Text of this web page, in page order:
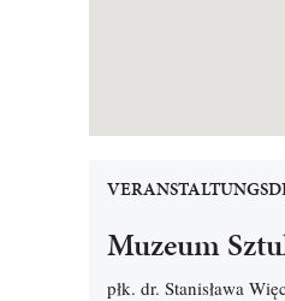
Muzeum
płk. dr. Stanisława